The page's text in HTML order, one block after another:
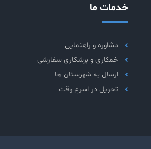
خدمات ما
مشاوره و راهنمایی
خمکاری و برشکاری سفارشی
ارسال به شهرستان ها
تحویل در اسرع وقت